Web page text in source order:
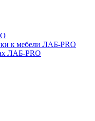
к мебели ЛАБ-PRO
ЛАБ-PRO